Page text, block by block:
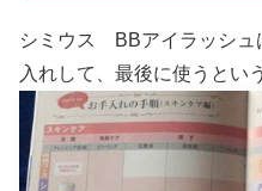
シミウス BBアイラッシ
入れして、最後に使うとい